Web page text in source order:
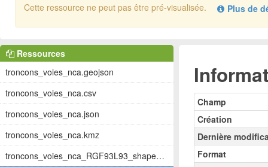
Cette ressource ne peut pas être pré-visualisée.
Plus de
Aucun gestionnaire de défini pour le type de données : zip .
Champ
Création
Dernière
Format
Ressources
troncons_voies_nca.geojson
troncons_voies_nca.csv
troncons_voies_nca.json
troncons_voies_nca.kmz
troncons_voies_nca_RGF93L93_shapefile.zi...